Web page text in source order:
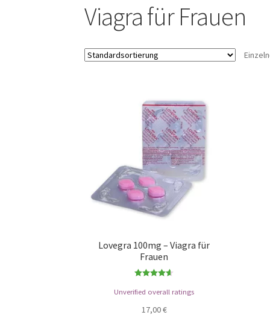
Viagra für Frauen
Lovegra 100mg – Viagra für
Frauen
mit4.57
von 5
Unverified overall ratings
17,00€